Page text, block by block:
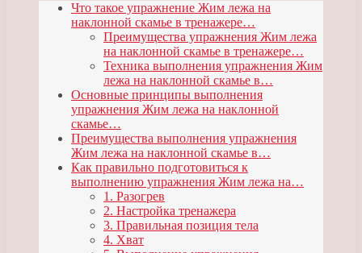
Что такое упражнение Жим лежа на
наклонной скамье в тренажере…
Преимущества упражнения Жим лежа
на наклонной скамье в тренажере…
Техника выполнения упражнения Жим
лежа на наклонной скамье в…
Основные принципы выполнения
упражнения Жим лежа на наклонной
скамье…
Преимущества выполнения упражнения
Жим лежа на наклонной скамье в…
Как правильно подготовиться к
выполнению упражнения Жим лежа на…
1. Разогрев
2. Настройка тренажера
3. Правильная позиция тела
4. Хват